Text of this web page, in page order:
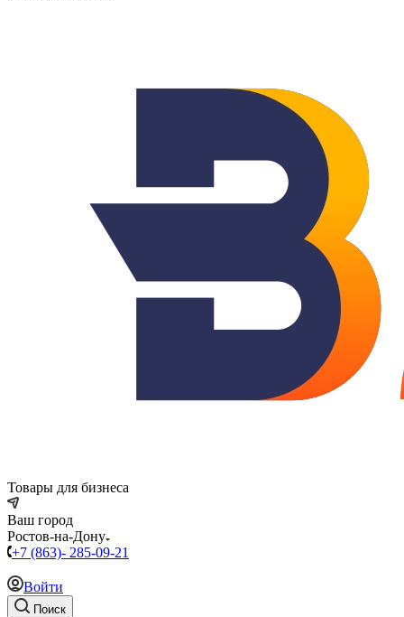
Товары для бизнеса
Ваш город
Ростов-на-Дону
+7 (863)- 285-09-21
Войти
Поиск